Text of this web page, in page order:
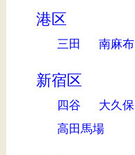
港区
三田 南麻布
新宿区
四谷 大久保
高田馬場